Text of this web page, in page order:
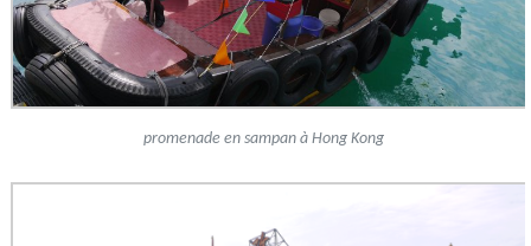
promenade en sampan à Hong Kong